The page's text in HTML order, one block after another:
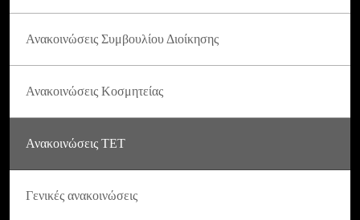
Ανακοινώσεις Συμβουλίου Διοίκησης
Ανακοινώσεις Κοσμητείας
Ανακοινώσεις ΤΕΤ
Γενικές ανακοινώσεις